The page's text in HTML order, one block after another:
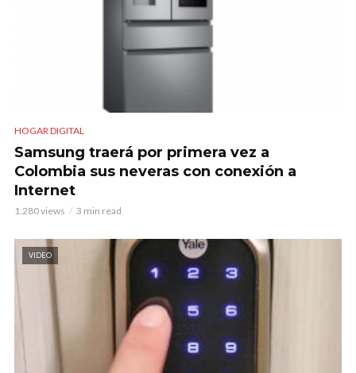
HOGAR DIGITAL
Samsung traerá por primera vez a
Colombia sus neveras con conexión a
Internet
1.280 views 3 min read
VIDEO